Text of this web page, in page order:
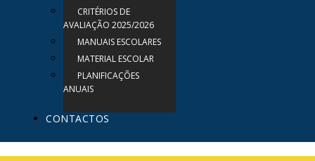
CRITÉRIOS DE
AVALIAÇÃO 2025/2026
MANUAIS ESCOLARES
MATERIAL ESCOLAR
PLANIFICAÇÕES
ANUAIS
CONTACTOS